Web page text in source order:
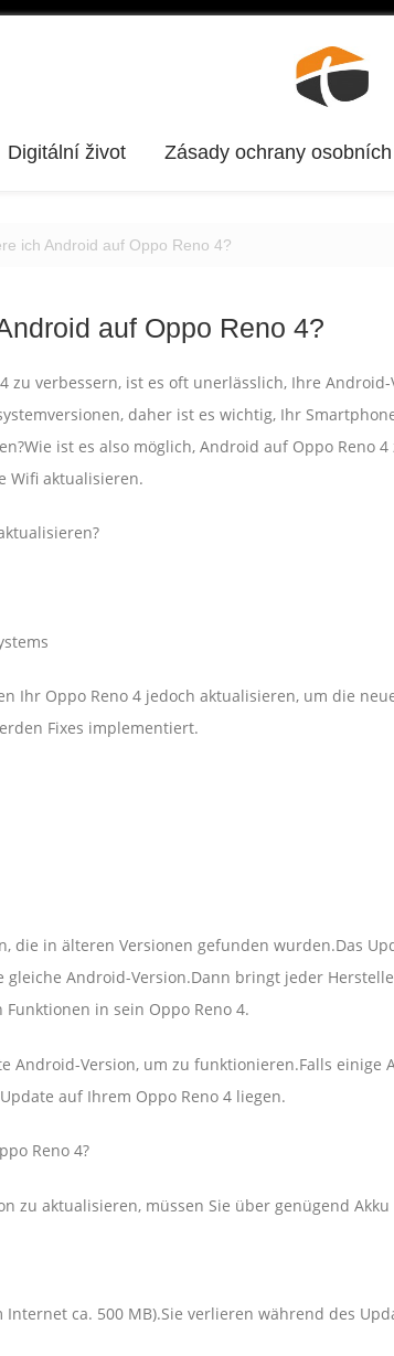
Digitální život Zásady ochrany
ich Android auf Oppo Reno 4?
auf Oppo Reno 4?
zu verbessern, ist es oft unerlässlich, Ihre
daher ist es wichtig, Ihr
ist es also möglich, Android auf Oppo Reno
Wifi aktualisieren.
Ihr Oppo Reno 4 jedoch aktualisieren, um die
Fixes implementiert.
die in älteren Versionen gefunden wurden.Das
Android-Version.Dann bringt jeder
in sein Oppo Reno 4.
Android-Version, um zu funktionieren.Falls
auf Ihrem Oppo Reno 4 liegen.
Reno 4?
zu aktualisieren, müssen Sie über genügend
ca. 500 MB).Sie verlieren während des